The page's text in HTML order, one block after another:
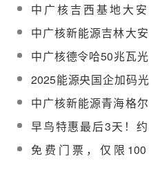
中广核吉西基地大安
100MW光热项目吸热器
第一榀钢架顺利吊装就
位
中广核新能源吉林大安
吉西鲁固直流100MW光
热项目工程技术咨询服
务采购
中广核德令哈50兆瓦光
热示范项目为海西州清
洁能源产业发展树立标
杆
2025能源央国企加码光
热发电：中广核
中广核新能源青海格尔
木350MW光热发电示范
（试点）项目初步设计
技术服务招标
早鸟特惠最后3天！约
500名代表已报名第十
三届中国国际光热大会
免费门票，仅限100